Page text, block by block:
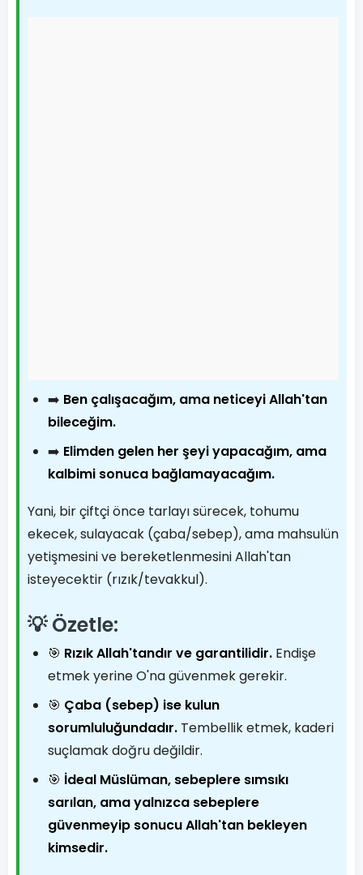
➡️ Ben çalışacağım, ama neticeyi Allah'tan
bileceğim.
➡️ Elimden gelen her şeyi yapacağım, ama
kalbimi sonuca bağlamayacağım.
Yani, bir çiftçi önce tarlayı sürecek, tohumu
ekecek, sulayacak (çaba/sebep), ama mahsulün
yetişmesini ve bereketlenmesini Allah'tan
isteyecektir (rızık/tevakkul).
💡 Özetle:
🎯 Rızık Allah'tandır ve garantilidir. Endişe
etmek yerine O'na güvenmek gerekir.
🎯 Çaba (sebep) ise kulun
sorumluluğundadır. Tembellik etmek, kaderi
suçlamak doğru değildir.
🎯 İdeal Müslüman, sebeplere sımsıkı
sarılan, ama yalnızca sebeplere
güvenmeyip sonucu Allah'tan bekleyen
kimsedir.